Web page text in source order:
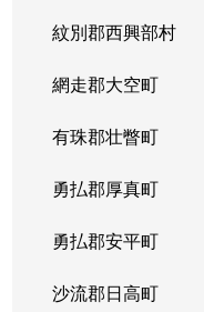
紋別郡西興部村
網走郡大空町
有珠郡壮瞥町
勇払郡厚真町
勇払郡安平町
沙流郡日高町